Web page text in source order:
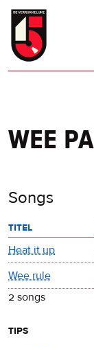
Overslaan
naar
wee
Songs
titel
Heat it up
Wee rule
2 songs
tips